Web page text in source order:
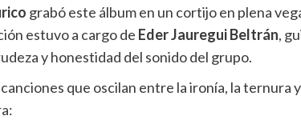
grabó este álbum en un cortijo en plena
estuvo a cargo de Eder Jauregui Beltrán,
y honestidad del sonido del grupo.
que oscilan entre la ironía, la ternura